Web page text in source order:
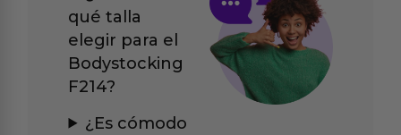
qué talla
elegir para el
Bodystocking
F214?
¿Es cómodo